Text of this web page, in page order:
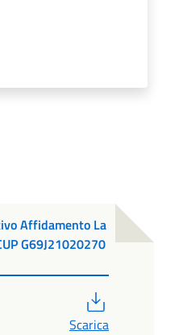
Affidamento La
G69J21020270
Scarica